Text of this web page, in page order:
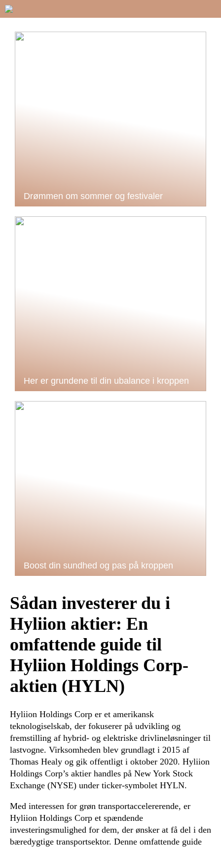
Drømmen om sommer og festivaler
Her er grundene til din ubalance i kroppen
Boost din sundhed og pas på kroppen
Sådan investerer du i
Hyliion aktier: En
omfattende guide til
Hyliion Holdings Corp-
aktien (HYLN)
Hyliion Holdings Corp er et amerikansk
teknologiselskab, der fokuserer på udvikling og
fremstilling af hybrid- og elektriske drivlineløsninger til
lastvogne. Virksomheden blev grundlagt i 2015 af
Thomas Healy og gik offentligt i oktober 2020. Hyliion
Holdings Corp’s aktier handles på New York Stock
Exchange (NYSE) under ticker-symbolet HYLN.
Med interessen for grøn transportaccelererende, er
Hyliion Holdings Corp et spændende
investeringsmulighed for dem, der ønsker at få del i den
bæredygtige transportsektor. Denne omfattende guide